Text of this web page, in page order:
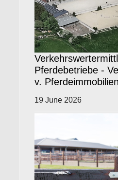
Pferdebetriebe -
v.
19 June 2026